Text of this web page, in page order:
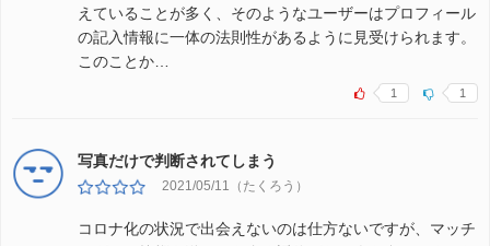
えていることが多く、そのようなユーザーはプロフィール
の記入情報に一体の法則性があるように見受けられます。
このことか…
1 1
写真だけで判断されてしまう
2021/05/11（たくろう）
コロナ化の状況で出会えないのは仕方ないですが、マッチ